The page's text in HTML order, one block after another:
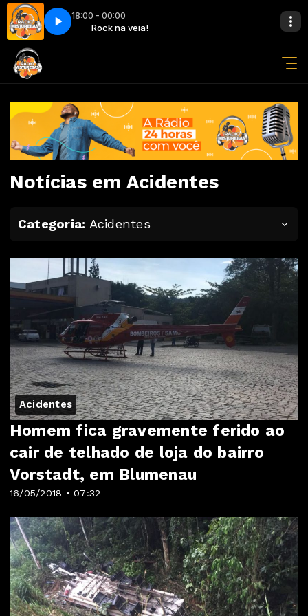
18:00 - 00:00
veia! Rock na veia!
(Original Mix) - JetLag MusicTrem Bala feat. Ana Vilela (Original Mix) -
Notícias em Acidentes
Categoria: Acidentes
Acidentes
16/05/2018 • 07:32
Homem fica gravemente ferido ao
cair de telhado de loja do bairro
Vorstadt, em Blumenau